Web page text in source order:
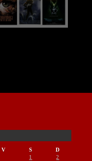
V S
D
1
2